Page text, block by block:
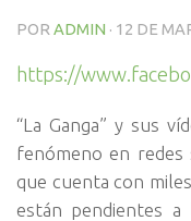
POR ADMIN · 12 DE
https://
“La Ganga” y sus
fenómeno en redes
que cuenta con
están pendientes a